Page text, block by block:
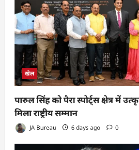
खेल
पारुल सिंह को पैरा स्पोर्ट्स क्षेत्र में
मिला राष्ट्रीय सम्मान
JA Bureau 6 days ago 0